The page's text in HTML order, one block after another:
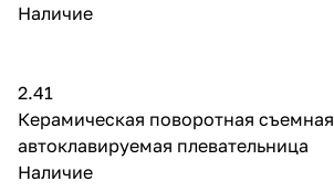
Наличие
2.41
Керамическая поворотная съемная
автоклавируемая плевательница
Наличие